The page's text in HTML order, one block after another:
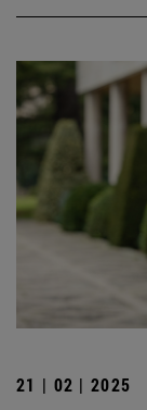
21 | 02 | 2025